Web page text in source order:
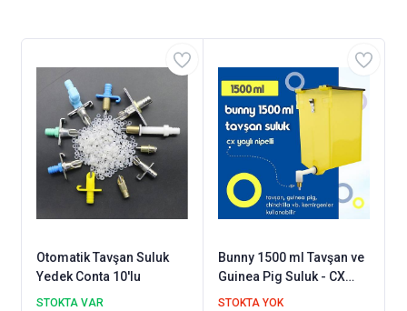
Otomatik Tavşan Suluk
Yedek Conta 10'lu
STOKTA VAR
Bunny 1500 ml Tavşan ve
Guinea Pig Suluk - CX
Yaylı Nipel
STOKTA YOK